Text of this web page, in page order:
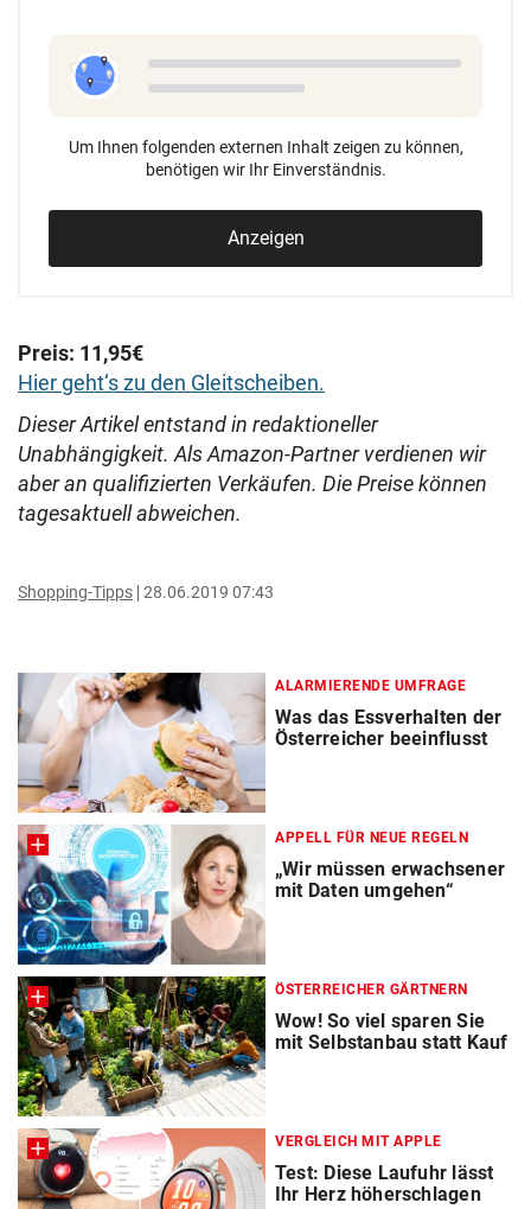
Um Ihnen folgenden externen Inhalt zeigen zu können,
benötigen wir Ihr Einverständnis.
Anzeigen
Preis: 11,95€
Hier geht‘s zu den Gleitscheiben.
Dieser Artikel entstand in redaktioneller
Unabhängigkeit. Als Amazon-Partner verdienen wir
aber an qualifizierten Verkäufen. Die Preise können
tagesaktuell abweichen.
Shopping-Tipps 28.06.2019 07:43
ALARMIERENDE UMFRAGE
Was das Essverhalten der
Österreicher beeinflusst
APPELL FÜR NEUE REGELN
„Wir müssen erwachsener
mit Daten umgehen“
ÖSTERREICHER GÄRTNERN
Wow! So viel sparen Sie
mit Selbstanbau statt Kauf
VERGLEICH MIT APPLE
Test: Diese Laufuhr lässt
Ihr Herz höherschlagen